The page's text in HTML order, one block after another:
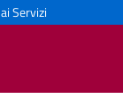
Servizi